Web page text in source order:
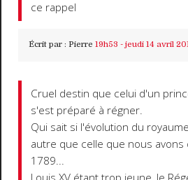
ce rappel
Écrit par : Pierre 19h53 - jeudi 14 avril
Cruel destin que celui d'un
s'est préparé à régner.
Qui sait si l'évolution du
autre que celle que nous avons
1789...